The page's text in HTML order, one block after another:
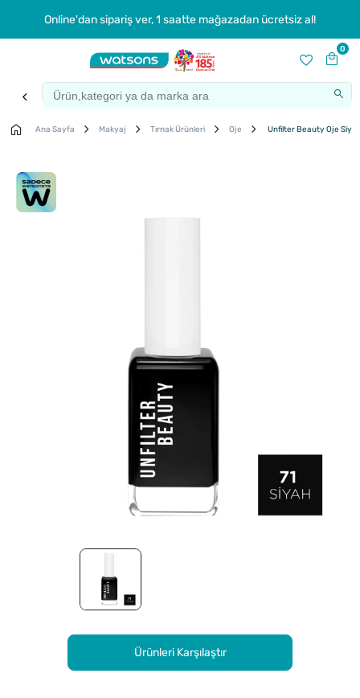
Online'dan sipariş ver, 1 saatte mağazadan ücretsiz al!
0
Ana Sayfa Makyaj Tırnak Ürünleri Oje Unfilter Beauty Oje
Ürünleri Karşılaştır